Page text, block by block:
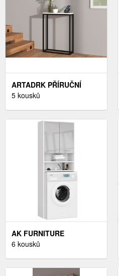
ARTADRK PŘÍRUČNÍ
STOLEK LUCAS | ČERNÉ
5 kousků
AK FURNITURE
KOUPELNOVÁ SKŘÍŇKA
6 kousků